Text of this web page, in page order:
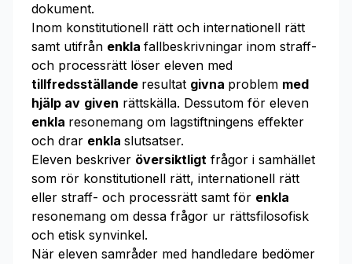
dokument.
Inom konstitutionell rätt och internationell rätt
samt utifrån enkla fallbeskrivningar inom straff-
och processrätt löser eleven med
tillfredsställande resultat givna problem med
hjälp av given rättskälla. Dessutom för eleven
enkla resonemang om lagstiftningens effekter
och drar enkla slutsatser.
Eleven beskriver översiktligt frågor i samhället
som rör konstitutionell rätt, internationell rätt
eller straff- och processrätt samt för enkla
resonemang om dessa frågor ur rättsfilosofisk
och etisk synvinkel.
När eleven samråder med handledare bedömer